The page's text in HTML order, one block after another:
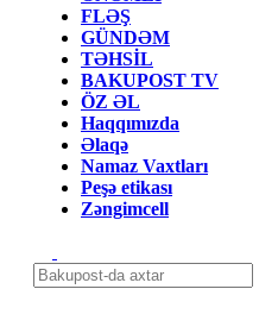
FLƏŞ
GÜNDƏM
TƏHSİL
BAKUPOST TV
ÖZ ƏL
Haqqımızda
Əlaqə
Namaz Vaxtları
Peşə etikası
Zəngimcell